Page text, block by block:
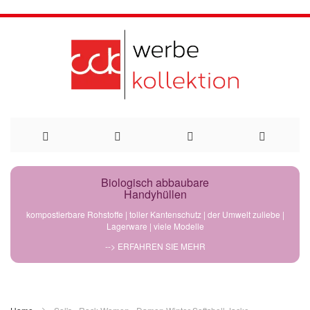
Direkt
Biologisch abbaubare
Handyhüllen
kompostierbare Rohstoffe | toller Kantenschutz | der Umwelt zuliebe |
Lagerware | viele Modelle
--> ERFAHREN SIE MEHR